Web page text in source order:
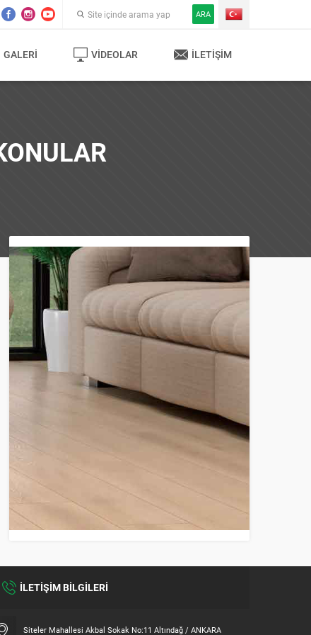
ARA
GALERI VIDEOLAR İLETIŞIM
İLETİŞİM BİLGİLERİ
Siteler Mahallesi Akbal Sokak No:11 Altındağ / ANKARA